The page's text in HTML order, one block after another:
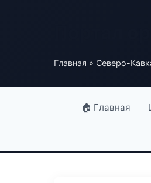
Главная » Северо-
🏠 Главная